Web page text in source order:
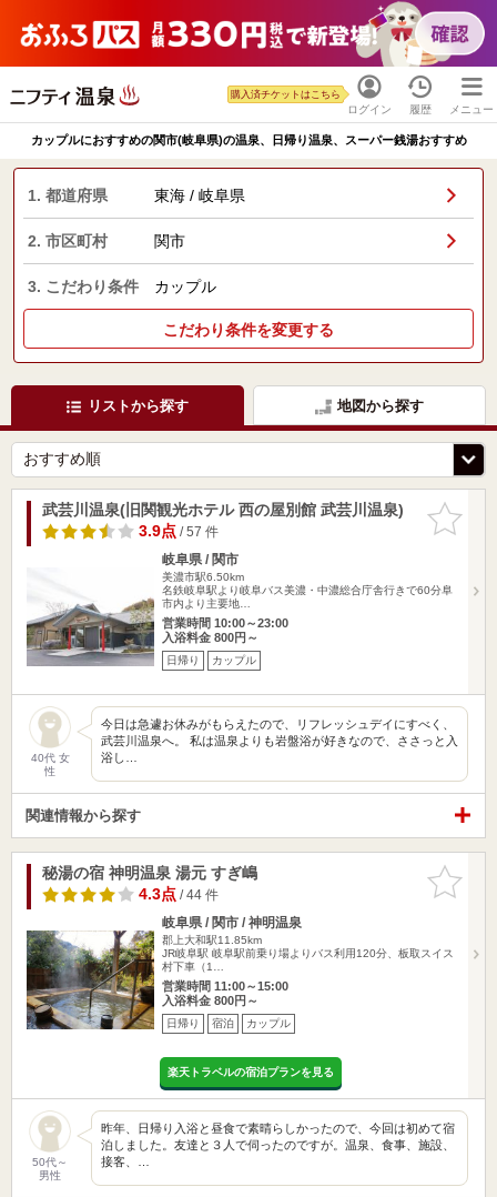
ログイン
購入済チケットはこちら
履歴 メニュー
カップルにおすすめの関市(岐阜県)の温泉、日帰り温泉、スーパー銭湯おすすめ
1. 都道府県 東海 / 岐阜県
2. 市区町村 関市
3. こだわり条件 カップル
こだわり条件を変更する
リストから探す 地図から探す
お気に入
りに追加
武芸川温泉(旧関観光ホテル 西の屋別館 武芸川温泉)
3.9点/ 57 件
岐阜県 / 関市
美濃市駅6.50km
名鉄岐阜駅より岐阜バス美濃・中濃総合庁舎行きで60分阜
市内より主要地…
営業時間 10:00～23:00
入浴料金 800円～
日帰り カップル
40代 女
性
今日は急遽お休みがもらえたので、リフレッシュデイにすべく、
武芸川温泉へ。 私は温泉よりも岩盤浴が好きなので、ささっと入
浴し…
関連情報から探す
お気に入
りに追加
秘湯の宿 神明温泉 湯元 すぎ嶋
4.3点/ 44 件
岐阜県 / 関市 / 神明温泉
郡上大和駅11.85km
JR岐阜駅 岐阜駅前乗り場よりバス利用120分、板取スイス
村下車（1…
営業時間 11:00～15:00
入浴料金 800円～
日帰り 宿泊 カップル
楽天トラベルの宿泊プランを見る
50代～
男性
昨年、日帰り入浴と昼食で素晴らしかったので、今回は初めて宿
泊しました。友達と３人で伺ったのですが。温泉、食事、施設、
接客、…